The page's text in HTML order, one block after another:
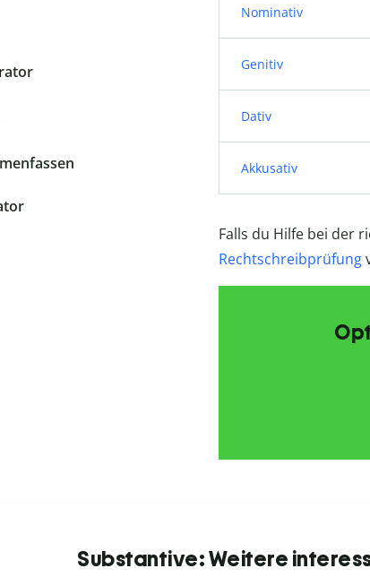
Nominativ
Genitiv
Dativ
Akkusativ
Falls du Hilfe bei der
Rechtschreibprüfung
Substantive: Weitere